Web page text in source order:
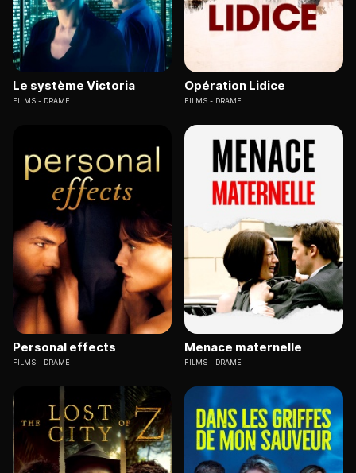
Le système Victoria
FILMS DRAME
Opération Lidice
FILMS DRAME
Personal effects
FILMS DRAME
Menace maternelle
FILMS DRAME